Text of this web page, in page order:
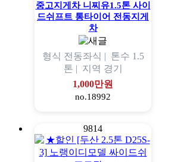
중고지게차 니찌유1.5톤 사이
드쉬프트 통타이어 전동지게
차
형식 전동좌식 | 톤수 1.5
톤 | 지역 경기
1,000만원
no.18992
9814